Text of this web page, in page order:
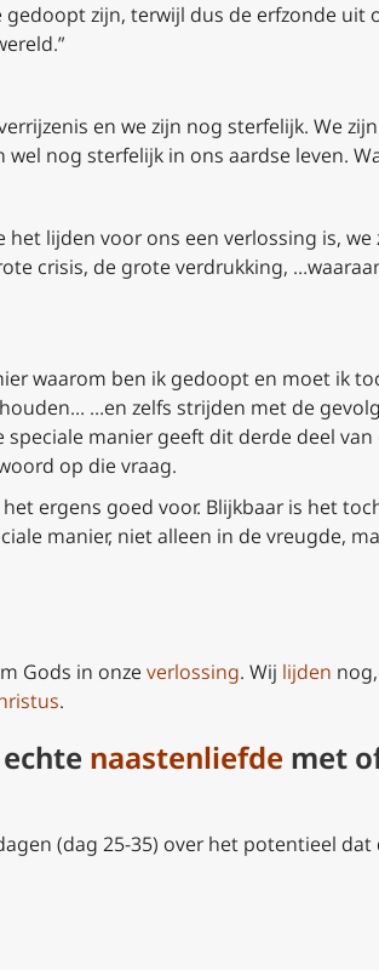
zijn, terwijl dus de erfzonde uit
en we zijn nog sterfelijk. We
nog sterfelijk in ons aardse leven.
het lijden voor ons een verlossing is,
crisis, de grote verdrukking,
waarom ben ik gedoopt en moet ik
…en zelfs strijden met de
manier geeft dit derde deel
op die vraag.
ergens goed voor. Blijkbaar is het
manier, niet alleen in de vreugde,
Gods in onze verlossing. Wij lijden
.
naastenliefde met
(dag 25-35) over het potentieel